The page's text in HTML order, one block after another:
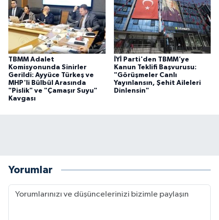
TBMM Adalet
Komisyonunda Sinirler
Gerildi: Ayyüce Türkeş ve
MHP'li Bülbül Arasında
"Pislik" ve "Çamaşır Suyu"
Kavgası
İYİ Parti'den TBMM'ye
Kanun Teklifi Başvurusu:
"Görüşmeler Canlı
Yayınlansın, Şehit Aileleri
Dinlensin"
Yorumlar